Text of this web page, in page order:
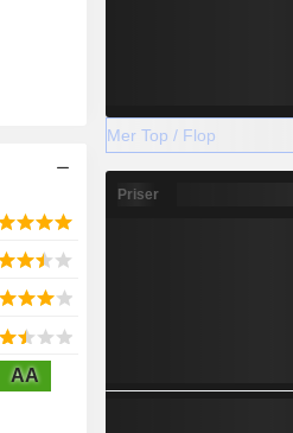
AA
Mer Top / Flop
Priser